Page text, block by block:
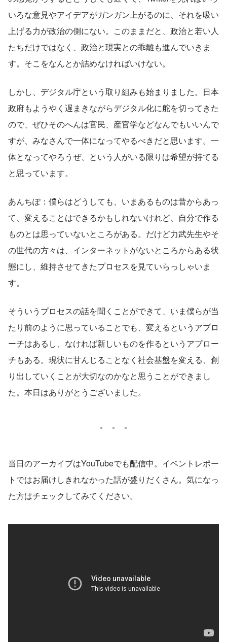
いろな意見やアイデアがガンガン上がるのに、それを吸い
上げる力が政治の側にない。このままだと、政治と若い人
たちだけではなく、政治と現実との乖離も進んでいきま
す。そこをなんとか詰めなければいけない。
しかし、デジタル庁という取り組みも始まりました。日本
政府もようやく遅まきながらデジタル化に舵を切ってきた
ので、ぜひそのへんは官民、産官学などなんでもいいんで
すが、みなさんで一体になってやるべきだと思います。一
体となってやろうぜ、という人がいる限りは希望が持てる
と思っています。
あんちぽ：僕らはどうしても、いまあるものは昔からあっ
て、変えることはできるかもしれないけれど、自分で作る
ものとは思っていないところがある。だけど力武先生やそ
の世代の方々は、インターネットがないところからある状
態にし、維持させてきたプロセスを見ていらっしゃいま
す。
そういうプロセスの話を聞くことができて、いま僕らが当
たり前のように思っていることでも、変えるというアプロ
ーチはあるし、なければ新しいものを作るというアプロー
チもある。現状に甘んじることなく社会基盤を変える、創
り出していくことが大切なのかなと思うことができまし
た。本日はありがとうございました。
当日のアーカイブはYouTubeでも配信中。イベントレポー
トではお届けしきれなかった話が盛りだくさん。気になっ
た方はチェックしてみてください。